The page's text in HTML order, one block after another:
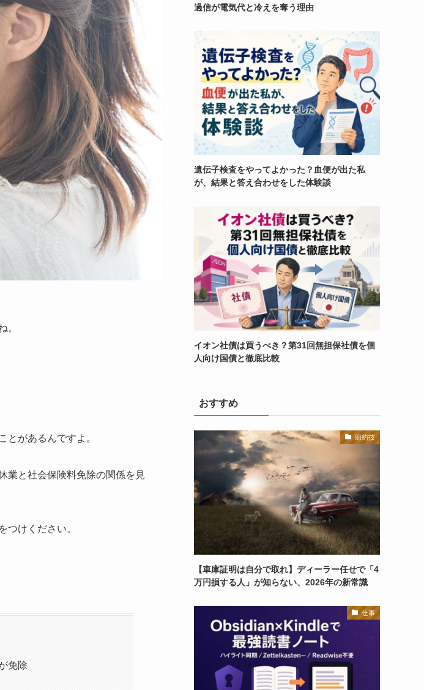
。
とがあるんですよ。
業と社会保険料免除の関係を見
つけください。
免除
過信が電気代と冷えを奪う理由
遺伝子検査をやってよかった？血便が出た私
が、結果と答え合わせをした体験談
イオン社債は買うべき？第31回無担保社債を個
人向け国債と徹底比較
おすすめ
節約技
【車庫証明は自分で取れ】ディーラー任せで「4
万円損する人」が知らない、2026年の新常識
仕事